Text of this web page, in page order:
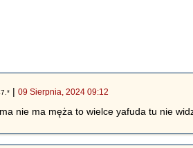
|09 Sierpnia, 2024 09:12
nie ma męża to wielce yafuda tu nie